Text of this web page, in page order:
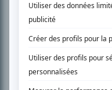
SUR LE RÉSEAU BIZZ MÉDIA